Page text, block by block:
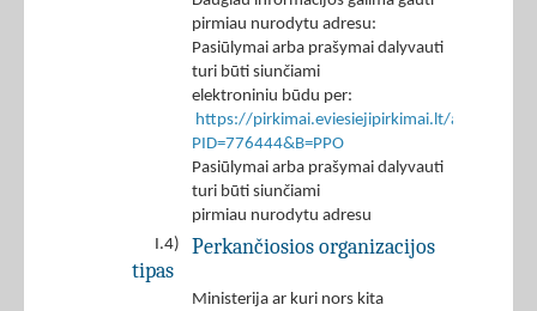
pirmiau nurodytu adresu:
Pasiūlymai arba prašymai dalyvauti
turi būti siunčiami
elektroniniu būdu per:
https://pirkimai.eviesiejipirkimai.lt/app/rfq/
PID=776444&B=PPO
Pasiūlymai arba prašymai dalyvauti
turi būti siunčiami
pirmiau nurodytu adresu
I.4)
Perkančiosios organizacijos
tipas
Ministerija ar kuri nors kita